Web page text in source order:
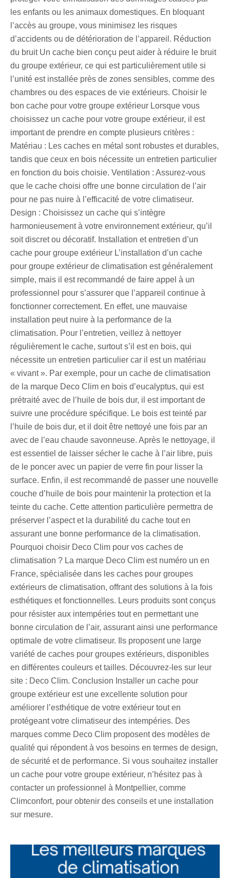
les enfants ou les animaux domestiques. En bloquant
l’accès au groupe, vous minimisez les risques
d’accidents ou de détérioration de l’appareil. Réduction
du bruit Un cache bien conçu peut aider à réduire le bruit
du groupe extérieur, ce qui est particulièrement utile si
l’unité est installée près de zones sensibles, comme des
chambres ou des espaces de vie extérieurs. Choisir le
bon cache pour votre groupe extérieur Lorsque vous
choisissez un cache pour votre groupe extérieur, il est
important de prendre en compte plusieurs critères :
Matériau : Les caches en métal sont robustes et durables,
tandis que ceux en bois nécessite un entretien particulier
en fonction du bois choisie. Ventilation : Assurez-vous
que le cache choisi offre une bonne circulation de l’air
pour ne pas nuire à l’efficacité de votre climatiseur.
Design : Choisissez un cache qui s’intègre
harmonieusement à votre environnement extérieur, qu’il
soit discret ou décoratif. Installation et entretien d’un
cache pour groupe extérieur L’installation d’un cache
pour groupe extérieur de climatisation est généralement
simple, mais il est recommandé de faire appel à un
professionnel pour s’assurer que l’appareil continue à
fonctionner correctement. En effet, une mauvaise
installation peut nuire à la performance de la
climatisation. Pour l’entretien, veillez à nettoyer
régulièrement le cache, surtout s’il est en bois, qui
nécessite un entretien particulier car il est un matériau
« vivant ». Par exemple, pour un cache de climatisation
de la marque Deco Clim en bois d’eucalyptus, qui est
prétraité avec de l’huile de bois dur, il est important de
suivre une procédure spécifique. Le bois est teinté par
l’huile de bois dur, et il doit être nettoyé une fois par an
avec de l’eau chaude savonneuse. Après le nettoyage, il
est essentiel de laisser sécher le cache à l’air libre, puis
de le poncer avec un papier de verre fin pour lisser la
surface. Enfin, il est recommandé de passer une nouvelle
couche d’huile de bois pour maintenir la protection et la
teinte du cache. Cette attention particulière permettra de
préserver l’aspect et la durabilité du cache tout en
assurant une bonne performance de la climatisation.
Pourquoi choisir Deco Clim pour vos caches de
climatisation ? La marque Deco Clim est numéro un en
France, spécialisée dans les caches pour groupes
extérieurs de climatisation, offrant des solutions à la fois
esthétiques et fonctionnelles. Leurs produits sont conçus
pour résister aux intempéries tout en permettant une
bonne circulation de l’air, assurant ainsi une performance
optimale de votre climatiseur. Ils proposent une large
variété de caches pour groupes extérieurs, disponibles
en différentes couleurs et tailles. Découvrez-les sur leur
site : Deco Clim. Conclusion Installer un cache pour
groupe extérieur est une excellente solution pour
améliorer l’esthétique de votre extérieur tout en
protégeant votre climatiseur des intempéries. Des
marques comme Deco Clim proposent des modèles de
qualité qui répondent à vos besoins en termes de design,
de sécurité et de performance. Si vous souhaitez installer
un cache pour votre groupe extérieur, n’hésitez pas à
contacter un professionnel à Montpellier, comme
Climconfort, pour obtenir des conseils et une installation
sur mesure.